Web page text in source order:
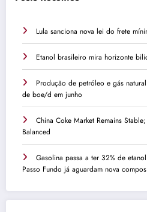
Lula sanciona nova lei do frete
Etanol brasileiro mira horizonte
Produção de petróleo e gás
de boe/d em junho
China Coke Market Remains
Balanced
Gasolina passa a ter 32% de
Passo Fundo já aguardam nova